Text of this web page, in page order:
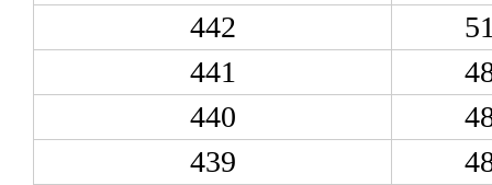
442
441
440
439